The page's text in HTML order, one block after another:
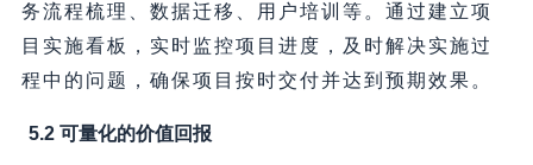
务流程梳理、数据迁移、用户培训等。通过建立项
目实施看板，实时监控项目进度，及时解决实施过
程中的问题，确保项目按时交付并达到预期效果。
5.2 可量化的价值回报